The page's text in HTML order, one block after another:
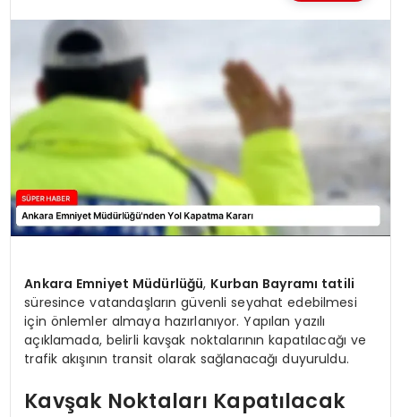
Ankara Emniyet Müdürlüğü, Kurban Bayramı tatili
süresince vatandaşların güvenli seyahat edebilmesi
için önlemler almaya hazırlanıyor. Yapılan yazılı
açıklamada, belirli kavşak noktalarının kapatılacağı ve
trafik akışının transit olarak sağlanacağı duyuruldu.
Kavşak Noktaları Kapatılacak